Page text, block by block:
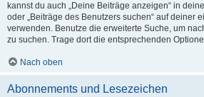
kannst du auch „Deine Beiträge anzeigen“ in
oder „Beiträge des Benutzers suchen“ auf deiner
verwenden. Benutze die erweiterte Suche, um
zu suchen. Trage dort die entsprechenden
Nach oben
Abonnements und Lesezeichen